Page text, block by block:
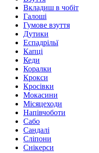
Вкладиш в чобіт
Галоші
Гумове взуття
Дутики
Еспадрільї
Капці
Кеди
Коралки
Крокси
Кросівки
Мокасини
Місяцеходи
Напівчоботи
Сабо
Сандалі
Сліпони
Снікерси